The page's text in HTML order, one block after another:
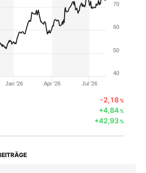
Jan '26 Apr '26 Jul '26
40
50
60
70
-2,18%
+4,84%
+42,93%